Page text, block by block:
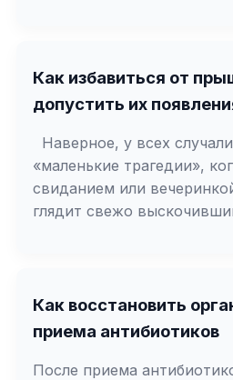
Как избавиться от
допустить их
Наверное, у всех
«маленькие трагедии»,
свиданием или
глядит свежо
Как восстановить
приема антибиотиков
После приема